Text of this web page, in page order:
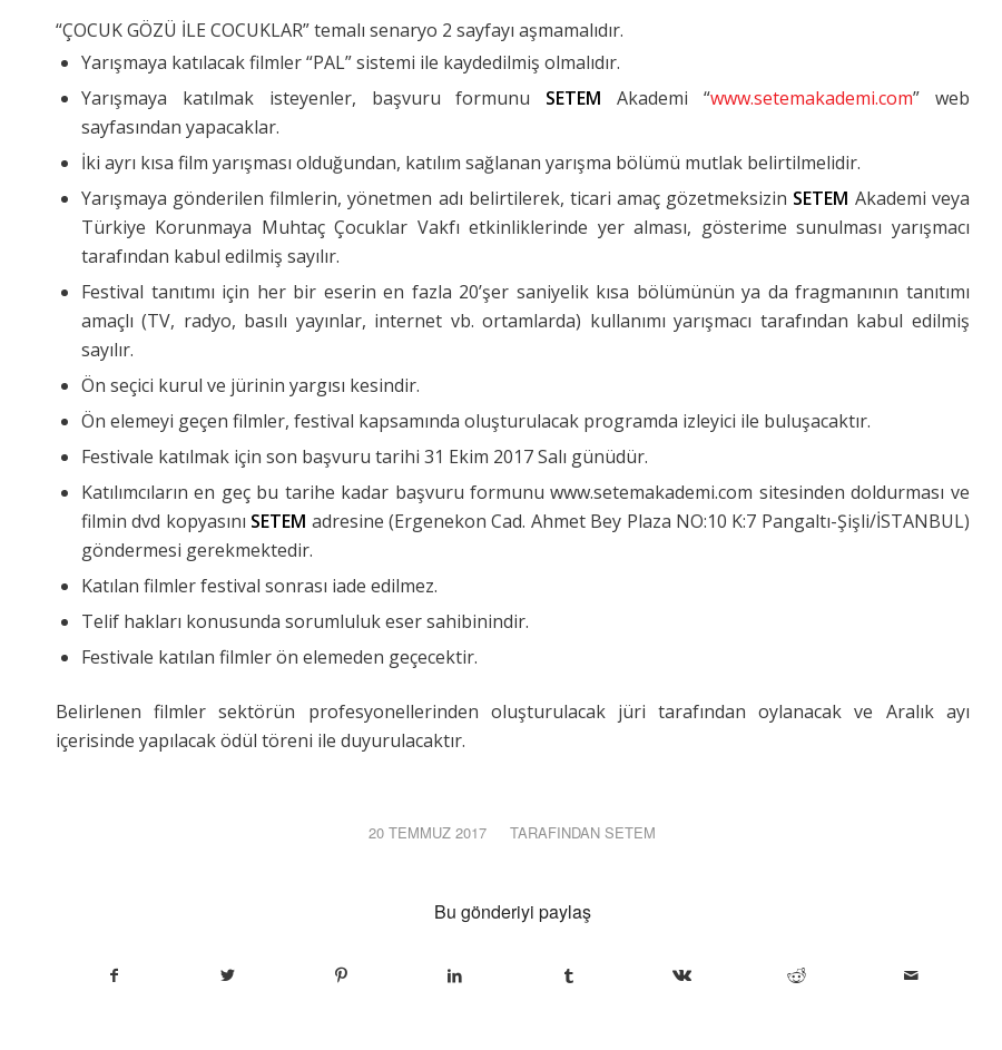
“ÇOCUK GÖZÜ İLE COCUKLAR” temalı senaryo 2 sayfayı aşmamalıdır.
Yarışmaya katılacak filmler “PAL” sistemi ile kaydedilmiş olmalıdır.
Yarışmaya katılmak isteyenler, başvuru formunu SETEM Akademi “www.setemakademi.com” web
sayfasından yapacaklar.
İki ayrı kısa film yarışması olduğundan, katılım sağlanan yarışma bölümü mutlak belirtilmelidir.
Yarışmaya gönderilen filmlerin, yönetmen adı belirtilerek, ticari amaç gözetmeksizin SETEM Akademi veya
Türkiye Korunmaya Muhtaç Çocuklar Vakfı etkinliklerinde yer alması, gösterime sunulması yarışmacı
tarafından kabul edilmiş sayılır.
Festival tanıtımı için her bir eserin en fazla 20’şer saniyelik kısa bölümünün ya da fragmanının tanıtımı
amaçlı (TV, radyo, basılı yayınlar, internet vb. ortamlarda) kullanımı yarışmacı tarafından kabul edilmiş
sayılır.
Ön seçici kurul ve jürinin yargısı kesindir.
Ön elemeyi geçen filmler, festival kapsamında oluşturulacak programda izleyici ile buluşacaktır.
Festivale katılmak için son başvuru tarihi 31 Ekim 2017 Salı günüdür.
Katılımcıların en geç bu tarihe kadar başvuru formunu www.setemakademi.com sitesinden doldurması ve
filmin dvd kopyasını SETEM adresine (Ergenekon Cad. Ahmet Bey Plaza NO:10 K:7 Pangaltı-Şişli/İSTANBUL)
göndermesi gerekmektedir.
Katılan filmler festival sonrası iade edilmez.
Telif hakları konusunda sorumluluk eser sahibinindir.
Festivale katılan filmler ön elemeden geçecektir.
Belirlenen filmler sektörün profesyonellerinden oluşturulacak jüri tarafından oylanacak ve Aralık ayı
içerisinde yapılacak ödül töreni ile duyurulacaktır.
20 TEMMUZ 2017
/ TARAFINDANSETEM
Bu gönderiyi paylaş